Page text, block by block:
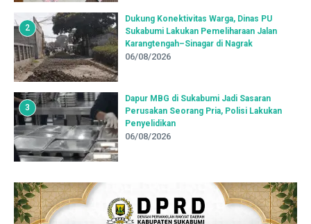
2
Dukung Konektivitas Warga, Dinas PU
Sukabumi Lakukan Pemeliharaan Jalan
Karangtengah–Sinagar di Nagrak
06/08/2026
3
Dapur MBG di Sukabumi Jadi Sasaran
Perusakan Seorang Pria, Polisi Lakukan
Penyelidikan
06/08/2026